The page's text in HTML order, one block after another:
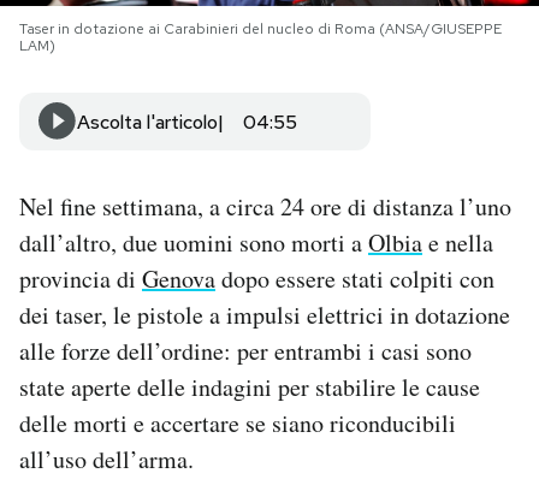
I MIEI PREFERITI
SHOP
CALENDARIO
AREA PERSONALE
Area Personale
Newsletter
Hai bisogno di aiuto?
Taser in dotazione ai Carabinieri del nucleo di Roma (ANSA/GIUSEPPE
LAM)
Ascolta l'articolo 04:55
Nel fine settimana, a circa 24 ore di distanza l’uno
dall’altro, due uomini sono morti aOlbiae nella
provincia di Genovadopo essere stati colpiti con
dei taser, le pistole a impulsi elettrici in dotazione
alle forze dell’ordine: per entrambi i casi sono
state aperte delle indagini per stabilire le cause
delle morti e accertare se siano riconducibili
all’uso dell’arma.